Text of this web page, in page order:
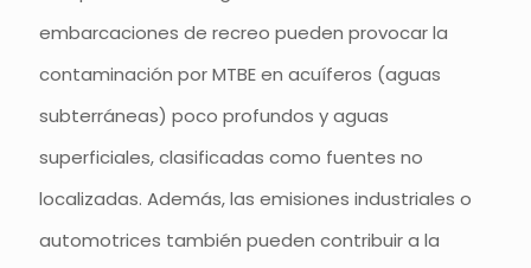
embarcaciones de recreo pueden provocar la
contaminación por MTBE en acuíferos (aguas
subterráneas) poco profundos y aguas
superficiales, clasificadas como fuentes no
localizadas. Además, las emisiones industriales o
automotrices también pueden contribuir a la